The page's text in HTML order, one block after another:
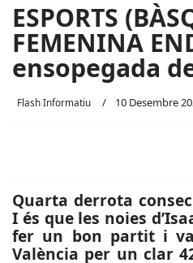
ESPORTS
FEMENINA
ensopegada
Flash Informatiu 10 Desembre
Quarta derrota
I és que les noies
fer un bon partit i
València per un clar